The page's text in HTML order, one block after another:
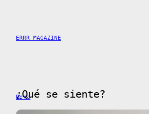
contenido
ERRR MAGAZINE
¿Qué se siente?
Rena